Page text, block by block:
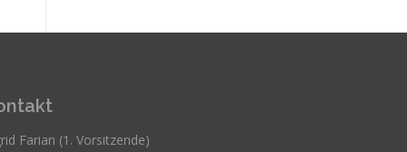
Farian (1. Vorsitzende)